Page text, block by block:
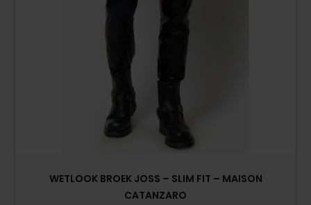
WETLOOK BROEK JOSS – SLIM FIT – MAISON
CATANZARO